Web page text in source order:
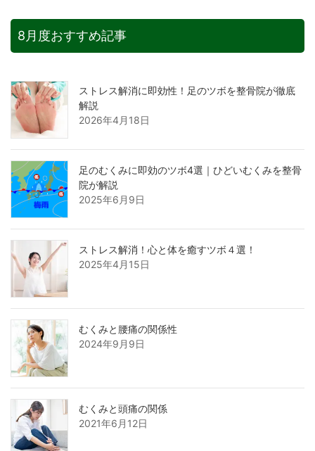
8月度おすすめ記事
ストレス解消に即効性！足のツボを整骨院が徹底
解説
2026年4月18日
足のむくみに即効のツボ4選｜ひどいむくみを整骨
院が解説
2025年6月9日
ストレス解消！心と体を癒すツボ４選！
2025年4月15日
むくみと腰痛の関係性
2024年9月9日
むくみと頭痛の関係
2021年6月12日